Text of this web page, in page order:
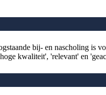
bij- en nascholing is
kwaliteit', 'relevant' en